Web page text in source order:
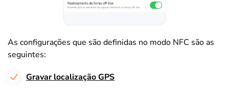
As configurações que são definidas no modo NFC são as
seguintes:
Gravar localização GPS